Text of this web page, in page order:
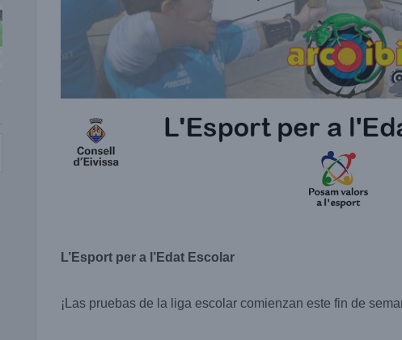
L’Esport per a l’Edat Escolar
¡Las pruebas de la liga escolar comienzan este fin de